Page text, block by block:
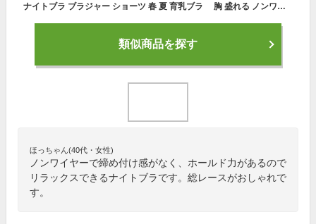
ナイトブラ ブラジャー ショーツ 春 夏 育乳ブラ 胸 盛れる ノンワイヤー パッド 補正 レディースファッション SNS話題 韓国 下着 育乳 ランジェリー インナー 総レース 谷間 盛れる 胸 美背 脇高 脇高 補正 谷間
類似商品を探す
ほっちゃん(40代・女性)
ノンワイヤーで締め付け感がなく、ホールド力があるので
リラックスできるナイトブラです。総レースがおしゃれで
す。